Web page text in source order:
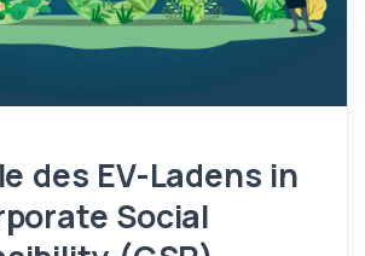
des EV-Ladens in
Social